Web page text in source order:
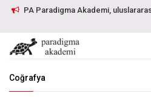
PA Paradigma Akademi,
Coğrafya